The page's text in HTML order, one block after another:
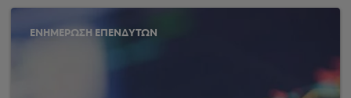
ΕΝΗΜΕΡΩΣΗ ΕΠΕΝΔΥΤΩΝ